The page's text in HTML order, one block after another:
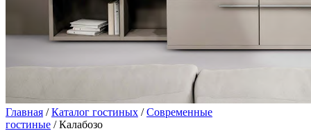
Главная /Каталог гостиных /Современные
гостиные / Калабозо